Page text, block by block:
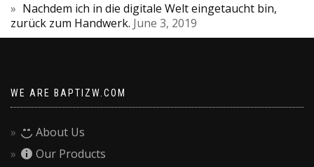
Nachdem ich in die digitale Welt eingetaucht bin,
zurück zum Handwerk. June 3, 2019
WE ARE BAPTIZW.COM
About Us
Our Products